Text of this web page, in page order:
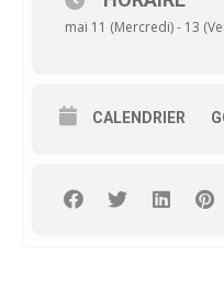
mai 11 (Mercredi) - 13
CALENDRIER